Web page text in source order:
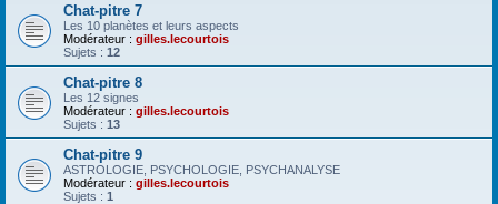
Chat-pitre 7
Les 10 planètes et leurs aspects
Modérateur : gilles.lecourtois
Sujets : 12
Chat-pitre 8
Les 12 signes
Modérateur : gilles.lecourtois
Sujets : 13
Chat-pitre 9
ASTROLOGIE, PSYCHOLOGIE, PSYCHANALYSE
Modérateur : gilles.lecourtois
Sujets : 1